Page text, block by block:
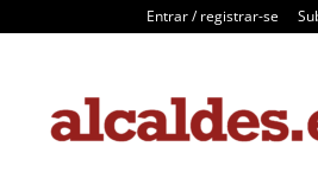
Entrar / registrar-se